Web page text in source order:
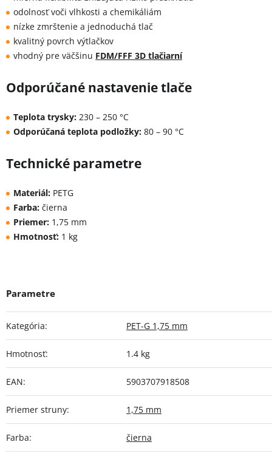
odolnosť voči vlhkosti a chemikáliám
nízke zmrštenie a jednoduchá tlač
kvalitný povrch výtlačkov
vhodný pre väčšinu FDM/FFF 3D tlačiarní
Odporúčané nastavenie tlače
Teplota trysky: 230 – 250 °C
Odporúčaná teplota podložky: 80 – 90 °C
Technické parametre
Materiál: PETG
Farba: čierna
Priemer: 1,75 mm
Hmotnosť: 1 kg
Kategória: PET-G 1,75 mm
Hmotnosť: 1.4 kg
EAN: 5903707918508
Priemer struny: 1,75 mm
Farba: čierna